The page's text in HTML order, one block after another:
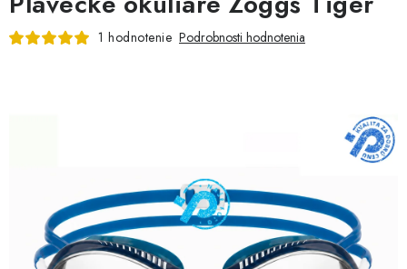
FREEDIVING
VŠETKO PRE DETI
1 hodnotenie Podrobnosti hodnotenia